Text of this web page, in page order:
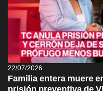
22/07/2026
Familia entera muere
prisión preventiva de